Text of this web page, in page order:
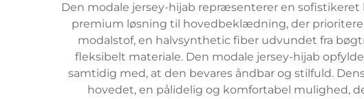
Den modale jersey-hijab repræsenterer en
premium løsning til hovedbeklædning, der
modalstof, en halvsynthetic fiber udvundet fra
fleksibelt materiale. Den modale jersey-hijab
samtidig med, at den bevares åndbar og stilfuld.
hovedet, en pålidelig og komfortabel mulighed,